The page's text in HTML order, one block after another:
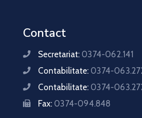
Contact
Secretariat: 0374-062.141
Contabilitate: 0374-
Contabilitate: 0374-
Fax: 0374-094.848